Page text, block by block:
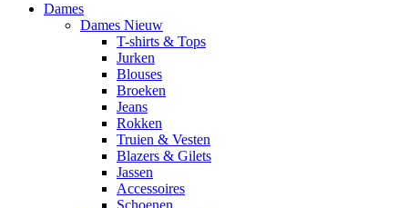
Dames
Dames Nieuw
T-shirts & Tops
Jurken
Blouses
Broeken
Jeans
Rokken
Truien & Vesten
Blazers & Gilets
Jassen
Accessoires
Schoenen